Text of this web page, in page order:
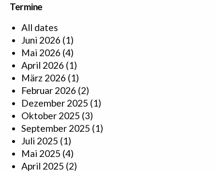
Termine
All dates
Juni 2026 (1)
Mai 2026 (4)
April 2026 (1)
März 2026 (1)
Februar 2026 (2)
Dezember 2025 (1)
Oktober 2025 (3)
September 2025 (1)
Juli 2025 (1)
Mai 2025 (4)
April 2025 (2)